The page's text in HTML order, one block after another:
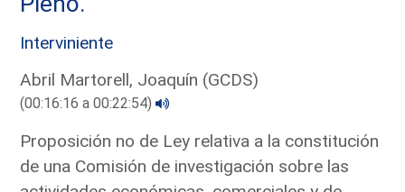
Interviniente
Abril Martorell, Joaquín (GCDS)
(00:16:16 a 00:22:54)
Proposición no de Ley relativa a la constitución
de una Comisión de investigación sobre las